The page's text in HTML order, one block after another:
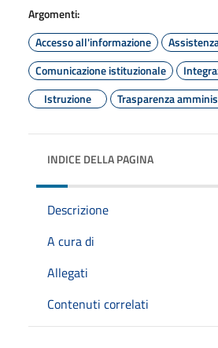
Argomenti:
Accesso all'informazione
Comunicazione istituzionale
Istruzione
Trasparenza
INDICE DELLA PAGINA
Descrizione
A cura di
Allegati
Contenuti correlati